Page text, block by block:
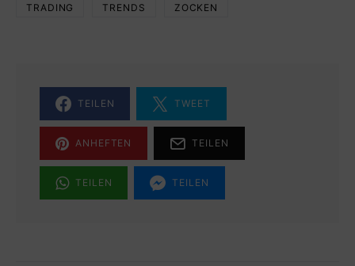
TRADING TRENDS ZOCKEN
TEILEN TWEET
ANHEFTEN TEILEN
TEILEN TEILEN